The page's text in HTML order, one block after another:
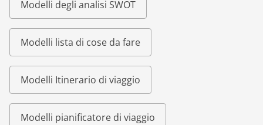
Modelli degli analisi SWOT
Modelli lista di cose da fare
Modelli Itinerario di viaggio
Modelli pianificatore di viaggio